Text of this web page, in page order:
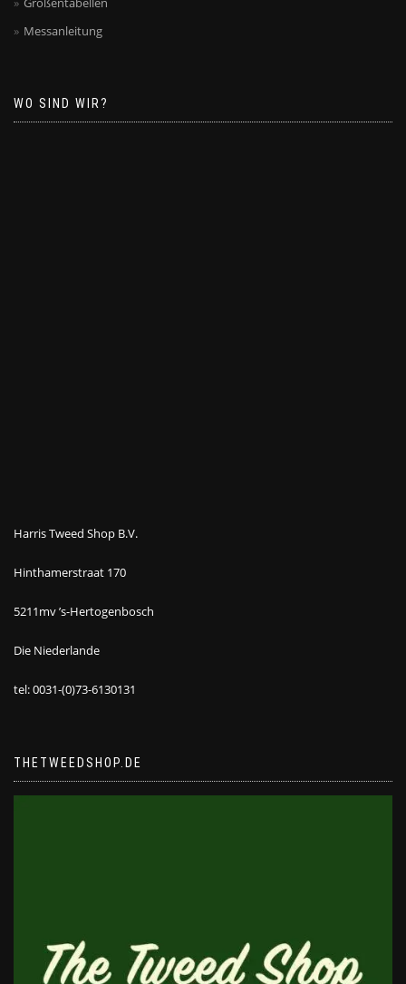
Messanleitung
WO SIND WIR?
Harris Tweed Shop B.V.
Hinthamerstraat 170
5211mv ’s-Hertogenbosch
Die Niederlande
tel: 0031-(0)73-6130131
THETWEEDSHOP.DE